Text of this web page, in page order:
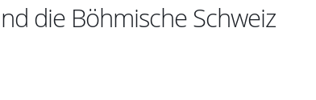
die Böhmische Schweiz